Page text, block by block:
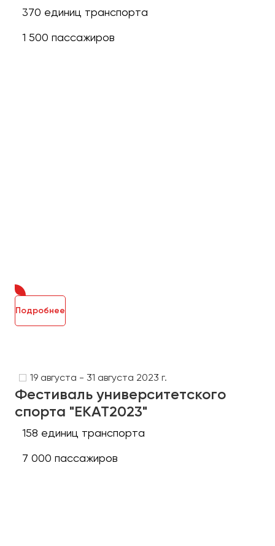
370 единиц транспорта
1 500 пассажиров
Подробнее
19 августа - 31 августа 2023 г.
Фестиваль университетского
спорта "ЕКАТ2023"
158 единиц транспорта
7 000 пассажиров